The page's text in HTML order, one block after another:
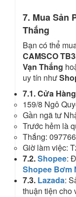
7. Mua Sản
Thắng
Bạn có thể
CAMSCO
Vạn Thắng
uy tín như
7.1. Cửa
159/8 Ngô
Gần ngã tư
Trước hẻm là
Thắng:
Giờ làm việc:
7.2.Shopee:
Shopee Bơm
7.3. Lazada:
thuận tiện cho